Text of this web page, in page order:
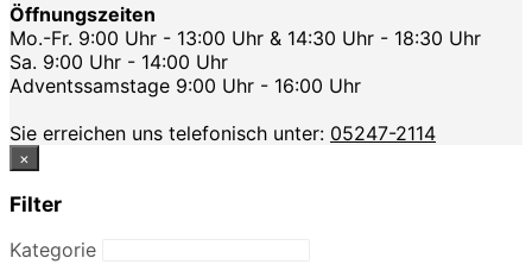
Öffnungszeiten
Mo.-Fr. 9:00 Uhr - 13:00 Uhr & 14:30 Uhr - 18:30 Uhr
Sa. 9:00 Uhr - 14:00 Uhr
Adventssamstage 9:00 Uhr - 16:00 Uhr
Sie erreichen uns telefonisch unter: 05247-2114
×
Filter
Kategorie